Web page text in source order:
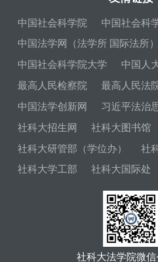
中国社会科学院
中国社会科
中国法学网（法学所 国际法所）
中国社会科学院大学
中国人
最高人民检察院
最高人民法
中国法学创新网
习近平法治
社科大招生网
社科大图书馆
社科大研管部（学位办）
社
社科大学工部
社科大国际处
社科大法学院微